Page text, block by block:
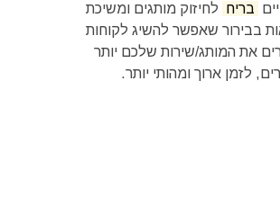
בריח לחיזוק מותגים ומשיכת
בבירור שאפשר להשיג לקוחות
את המותג/שירות שלכם יותר
לזמן ארוך ומהותי יותר.